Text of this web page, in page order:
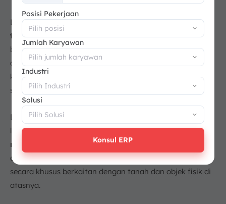
Lahan yasan dapatdigunakan sebagai tempat
tinggal, lokasi usaha, maupun aset investasi. Karena
berkaitan langsung dengan tanah dan bangunan, nilai
dan penggunaannya biasanya dipengaruhi oleh lokasi,
kondisi bangunan, serta potensi pengembangan di
sekitarnya.
Di sisi lain, istilah properti memiliki cakupan yang lebih
luas karena dapatmencakup aset tidak bergerak
maupun aset bergerak.Dengan demikian, lahan yasan
atau real estate merupakan bagian dari properti yang
secara khusus berkaitan dengan tanah dan objek fisik di
atasnya.
+62
Posisi Pekerjaan
Jumlah Karyawan
Industri
Solusi
Konsul ERP